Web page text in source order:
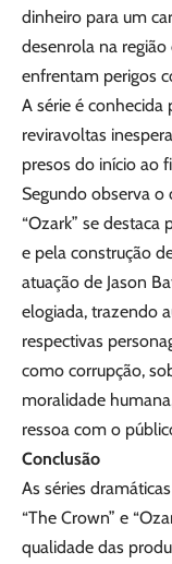
dinheiro para um
desenrola na
enfrentam perigos
A série é
reviravoltas
presos do início ao
Segundo observa o
“Ozark” se
e pela construção
atuação de Jason
elogiada, trazendo
respectivas
como corrupção,
moralidade
ressoa com o
Conclusão
As séries
“The Crown” e
qualidade das